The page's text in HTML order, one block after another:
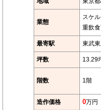
業態
スケ
重飲
最寄駅 東武
坪数 13.29
階数 1階
造作価格 0万円